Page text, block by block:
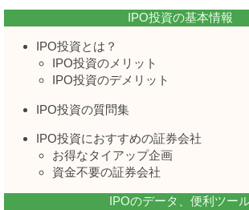
IPO投資の基本情報
IPO投資とは？
IPO投資のメリット
IPO投資のデメリット
IPO投資の質問集
IPO投資におすすめの証券会社
お得なタイアップ企画
資金不要の証券会社
IPOのデータ、便利ツー